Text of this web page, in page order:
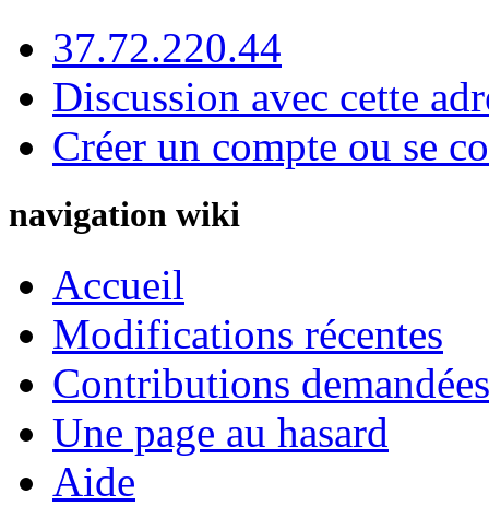
37.72.220.44
Discussion avec cette
Créer un compte ou se
navigation wiki
Accueil
Modifications récentes
Contributions
Une page au hasard
Aide